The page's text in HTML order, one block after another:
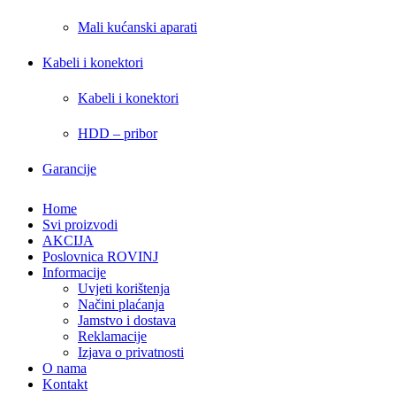
Mali kućanski aparati
Kabeli i konektori
Kabeli i konektori
HDD – pribor
Garancije
Home
Svi proizvodi
AKCIJA
Poslovnica ROVINJ
Informacije
Uvjeti korištenja
Načini plaćanja
Jamstvo i dostava
Reklamacije
Izjava o privatnosti
O nama
Kontakt